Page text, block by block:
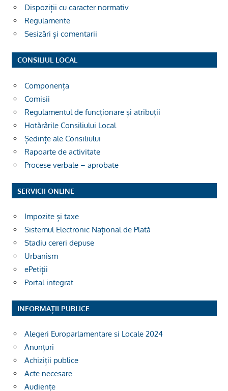
Dispoziții cu caracter normativ
Regulamente
Sesizări și comentarii
CONSILIUL LOCAL
Componența
Comisii
Regulamentul de funcționare și atribuții
Hotărârile Consiliului Local
Ședințe ale Consiliului
Rapoarte de activitate
Procese verbale – aprobate
SERVICII ONLINE
Impozite și taxe
Sistemul Electronic Național de Plată
Stadiu cereri depuse
Urbanism
ePetiții
Portal integrat
INFORMAȚII PUBLICE
Alegeri Europarlamentare si Locale 2024
Anunțuri
Achiziții publice
Acte necesare
Audiențe